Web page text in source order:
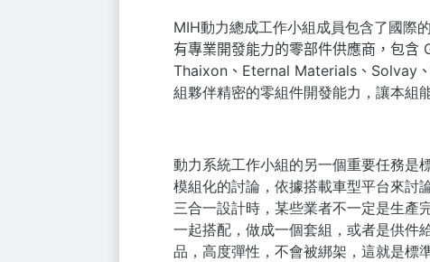
MIH動力總成工作小組成員包含了國際
有專業開發能力的零部件供應商，包含
Thaixon、Eternal Materials、Solvay
組夥伴精密的零組件開發能力，讓本組
動力系統工作小組的另一個重要任務是
模組化的討論，依據搭載車型平台來討
三合一設計時，某些業者不一定是生產
一起搭配，做成一個套組，或者是供件
品，高度彈性，不會被綁架，這就是標